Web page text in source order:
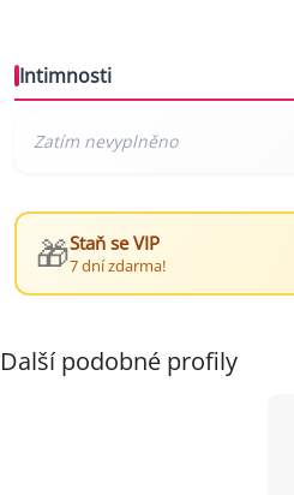
Intimnosti
🎁Staň se VIP
7 dní zdarma!
Další podobné profily